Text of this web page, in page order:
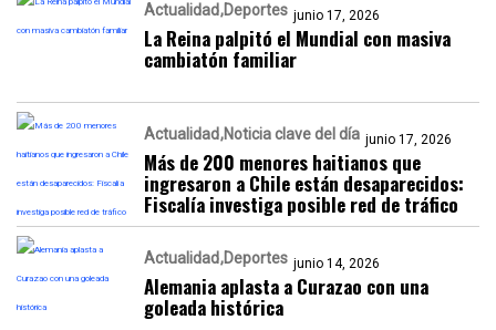
Actualidad Deportes junio 17, 2026
La Reina palpitó el Mundial con masiva
cambiatón familiar
Actualidad Noticia clave del día junio 17, 2026
Más de 200 menores haitianos que
ingresaron a Chile están desaparecidos:
Fiscalía investiga posible red de tráfico
Actualidad Deportes junio 14, 2026
Alemania aplasta a Curazao con una
goleada histórica